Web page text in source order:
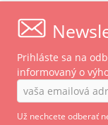
Prihláste sa na
informovaný o
Už nechcete odberať